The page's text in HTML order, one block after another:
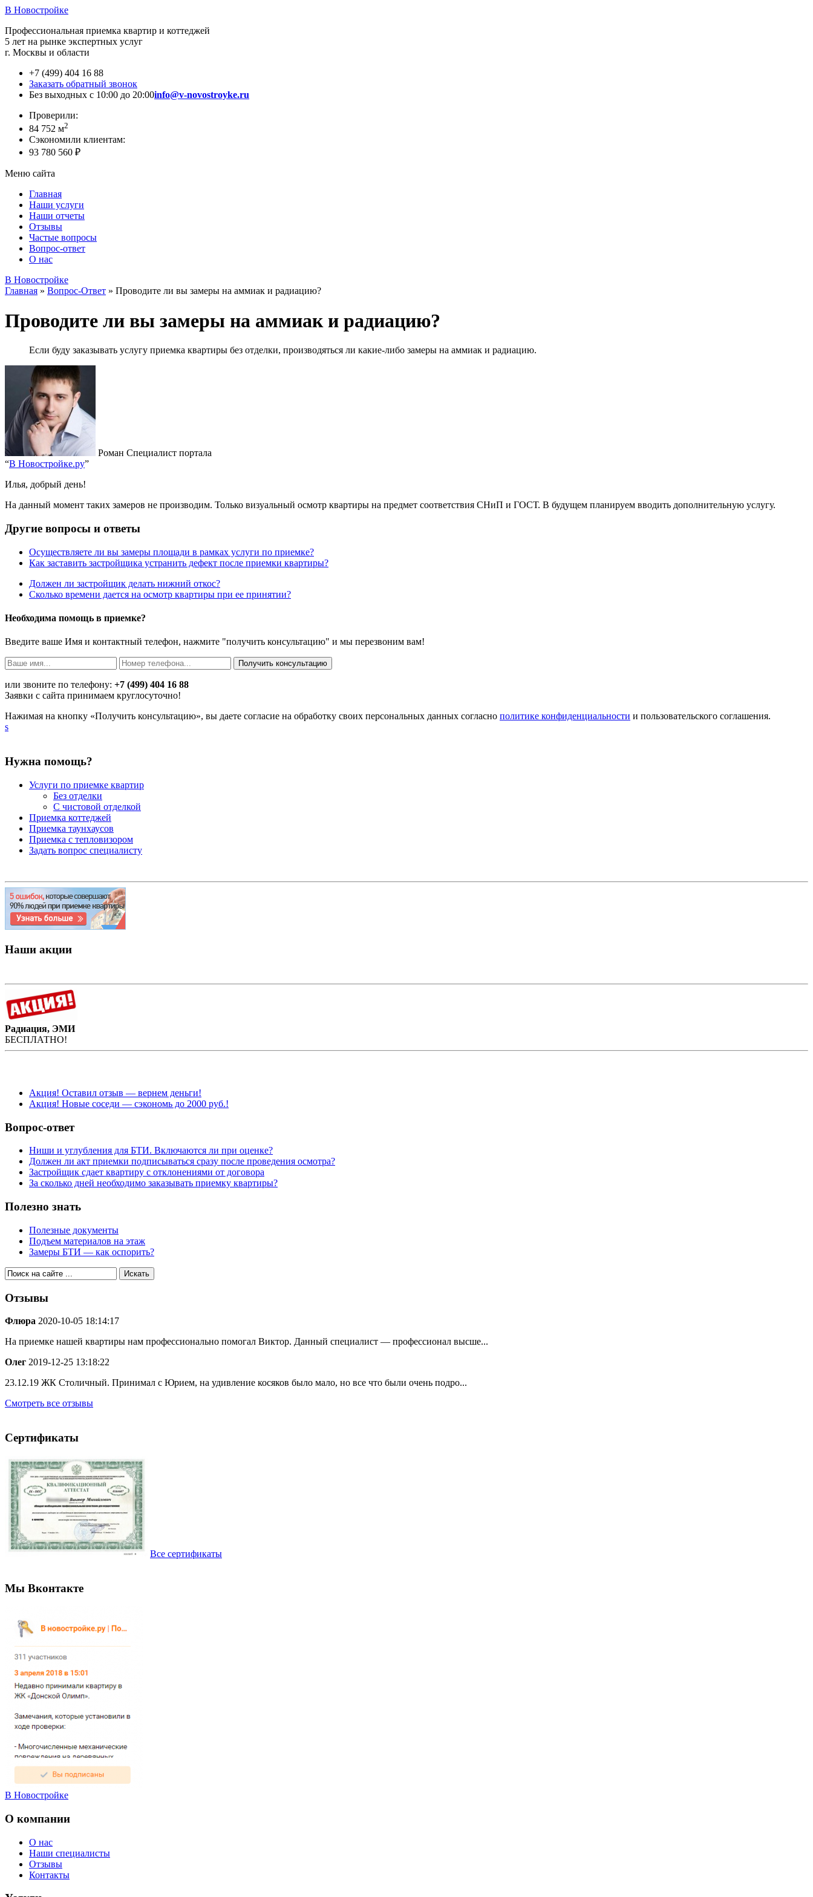
В Новостройке
Профессиональная приемка квартир и коттеджей
5 лет на рынке экспертных услуг
г. Москвы и области
+7 (499) 404 16 88
Заказать обратный звонок
Без выходных с 10:00 до 20:00info@v-novostroyke.ru
Проверили:
84 752 м2
Сэкономили клиентам:
93 780 560 ₽
Меню сайта
Главная
Наши услуги
Наши отчеты
Отзывы
Частые вопросы
Вопрос-ответ
О нас
В Новостройке
Главная » Вопрос-Ответ » Проводите ли вы замеры на аммиак и радиацию?
Проводите ли вы замеры на аммиак и радиацию?
Если буду заказывать услугу приемка квартиры без отделки, производяться ли какие-либо замеры на аммиак и радиацию.
Роман Специалист портала
“В Новостройке.ру”
Илья, добрый день!
На данный момент таких замеров не производим. Только визуальный осмотр квартиры на предмет соответствия СНиП и ГОСТ. В будущем планируем вводить дополнительную услугу.
Другие вопросы и ответы
Осуществляете ли вы замеры площади в рамках услуги по приемке?
Как заставить застройщика устранить дефект после приемки квартиры?
Должен ли застройщик делать нижний откос?
Сколько времени дается на осмотр квартиры при ее принятии?
Необходима помощь в приемке?
Введите ваше Имя и контактный телефон, нажмите "получить консультацию" и мы перезвоним вам!
или звоните по телефону: +7 (499) 404 16 88
Заявки с сайта принимаем круглосуточно!
Нажимая на кнопку «Получить консультацию», вы даете согласие на обработку своих персональных данных согласно политике конфиденциальности и пользовательского соглашения.
s
Нужна помощь?
Услуги по приемке квартир
Без отделки
С чистовой отделкой
Приемка коттеджей
Приемка таунхаусов
Приемка с тепловизором
Задать вопрос специалисту
Наши акции
Радиация, ЭМИ
БЕСПЛАТНО!
Акция! Оставил отзыв — вернем деньги!
Акция! Новые соседи — сэкономь до 2000 руб.!
Вопрос-ответ
Ниши и углубления для БТИ. Включаются ли при оценке?
Должен ли акт приемки подписываться сразу после проведения осмотра?
Застройщик сдает квартиру с отклонениями от договора
За сколько дней необходимо заказывать приемку квартиры?
Полезно знать
Полезные документы
Подъем материалов на этаж
Замеры БТИ — как оспорить?
Отзывы
Флюра 2020-10-05 18:14:17
На приемке нашей квартиры нам профессионально помогал Виктор. Данный специалист — профессионал высше...
Олег 2019-12-25 13:18:22
23.12.19 ЖК Столичный. Принимал с Юрием, на удивление косяков было мало, но все что были очень подро...
Смотреть все отзывы
Сертификаты
Все сертификаты
Мы Вконтакте
В Новостройке
О компании
О нас
Наши специалисты
Отзывы
Контакты